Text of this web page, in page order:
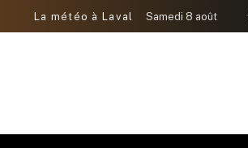
La météo à Laval Samedi 8 août